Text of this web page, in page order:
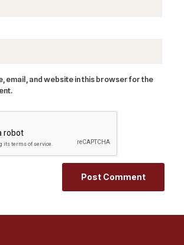
email, and website in this browser for the